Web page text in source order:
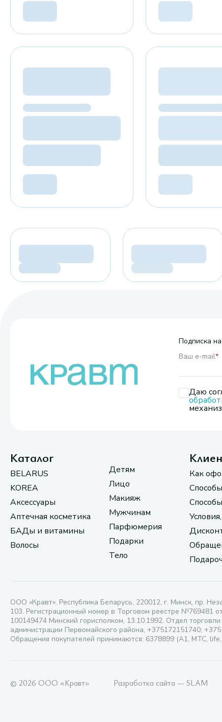
Подписка
Ваш e-mail*
Даю
Каталог
BELARUS
KOREA
Аксессуары
Аптечная косметика
БАДы и витамины
Волосы
Детям
Лицо
Макияж
Мужчинам
Парфюмерия
Подарки
Тело
Как
ООО «Кравт». Республика Беларусь, 220012, г. Минск, пр.
103. Регистрационный номер в Торговом реестре №769481
100149474 Минский горисполком, 13.10.1992. Отдел торговли
администрации Первомайского района, +375172151740;
Обращения покупателей принимаются: 6378899 (А1, МТС, life,
© 2026 ООО «Кравт» Разработка сайта — SLAM